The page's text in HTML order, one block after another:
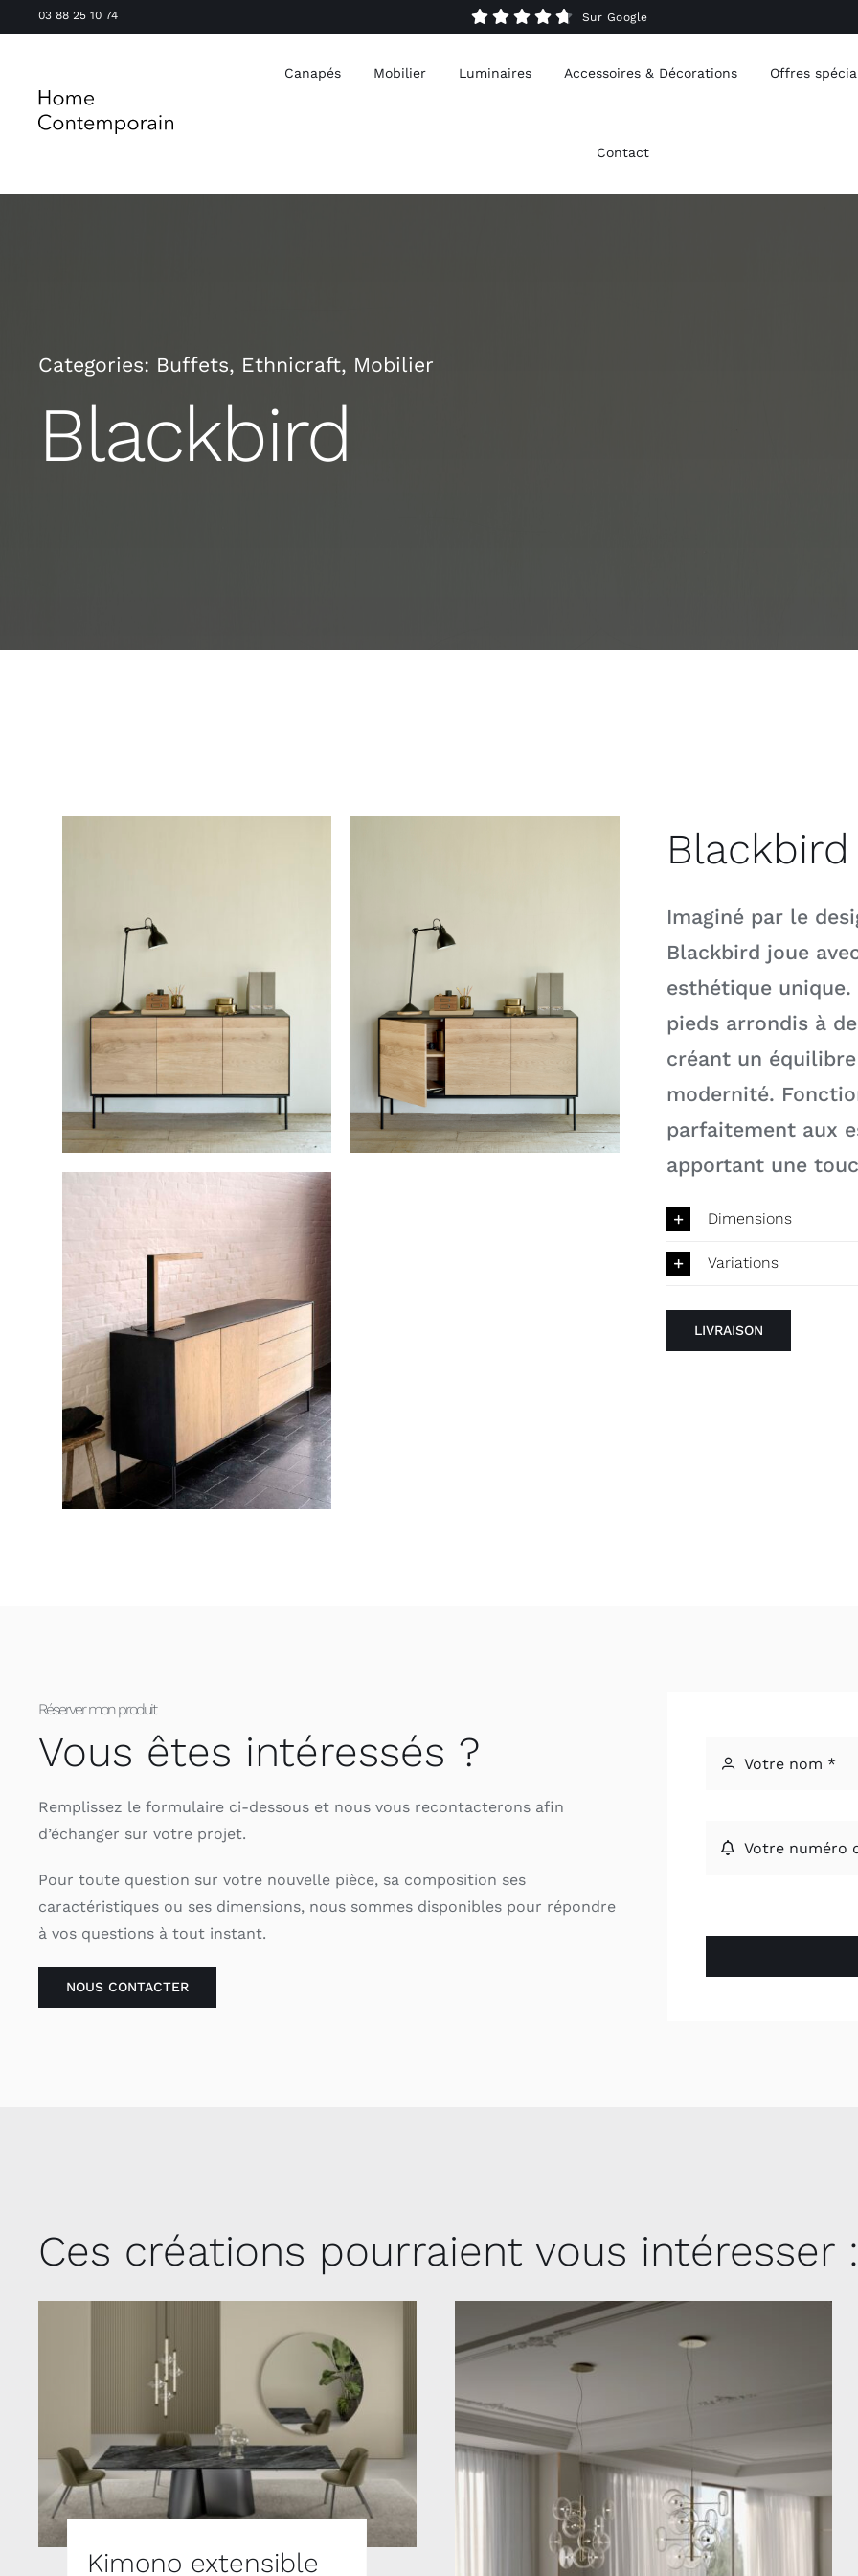
Passer
au
03 88 25 10 74 Sur Google
Canapés Mobilier Luminaires Accessoires & Décorations Offres
Contact
Categories: Buffets, Ethnicraft, Mobilier
Blackbird
Blackbird
Imaginé par le
Blackbird joue
esthétique unique.
pieds arrondis à
créant un
modernité.
parfaitement aux
apportant une
Dimensions
Variations
LIVRAISON
Réserver mon produit
Vous êtes intéressés ?
Remplissez le formulaire ci-dessous et nous vous recontacterons afin
d’échanger sur votre projet.
Pour toute question sur votre nouvelle pièce, sa composition ses
caractéristiques ou ses dimensions, nous sommes disponibles pour répondre
à vos questions à tout instant.
NOUS CONTACTER
Ces créations pourraient vous intéresser :
Kimono extensible